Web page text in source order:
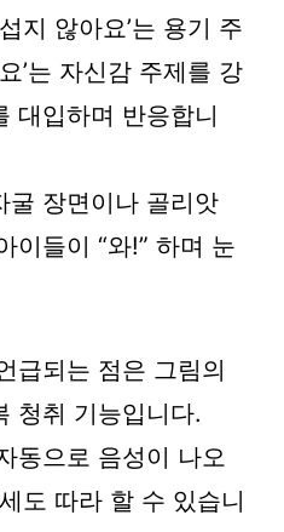
지 않아요’는 용기 주
’는 자신감 주제를 강
대입하며 반응합니
굴 장면이나 골리앗
이들이 “와!” 하며 눈
급되는 점은 그림의
청취 기능입니다.
동으로 음성이 나오
도 따라 할 수 있습니